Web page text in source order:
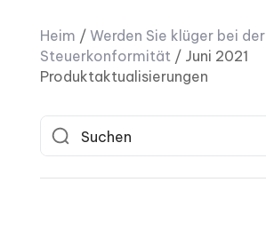
Heim / Werden Sie klüger bei der
Steuerkonformität/ Juni 2021
Produktaktualisierungen